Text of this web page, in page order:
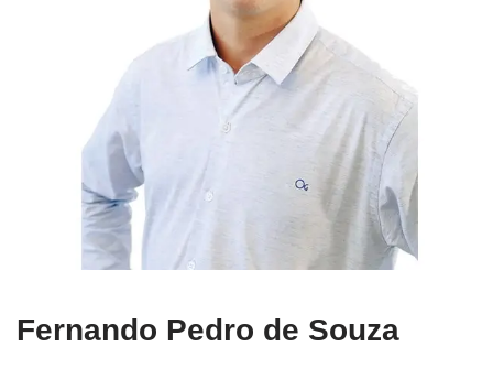
Fernando Pedro de Souza